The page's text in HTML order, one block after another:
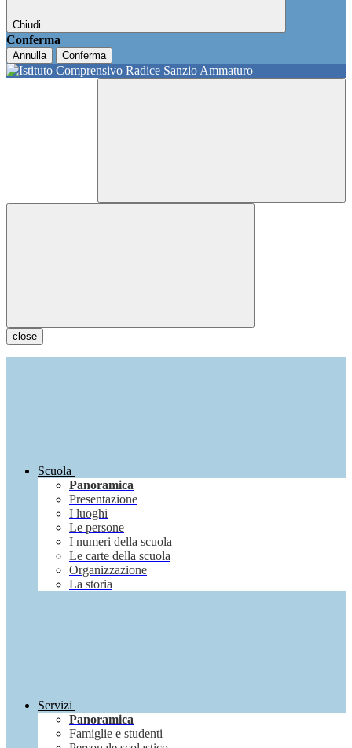
Chiudi
Conferma
Annulla Conferma
close
Scuola
Panoramica
Presentazione
I luoghi
Le persone
I numeri della scuola
Le carte della scuola
Organizzazione
La storia
Servizi
Panoramica
Famiglie e studenti